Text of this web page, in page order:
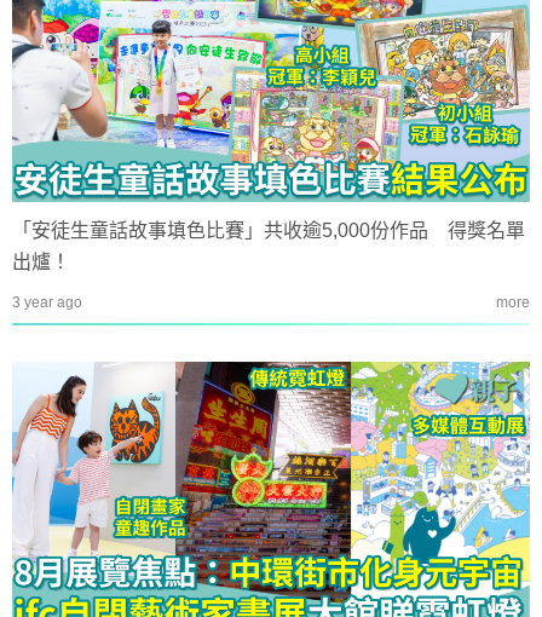
「安徒生童話故事填色比賽」共收逾5,000份作品 得獎名單
出爐！
3 year ago more